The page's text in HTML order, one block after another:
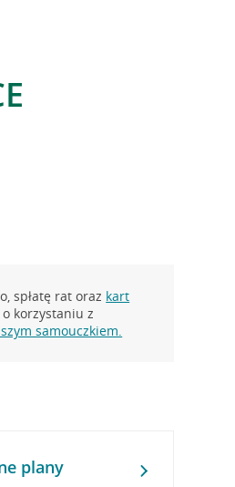
spłatę rat oraz kart
korzystaniu z
samouczkiem.
plany